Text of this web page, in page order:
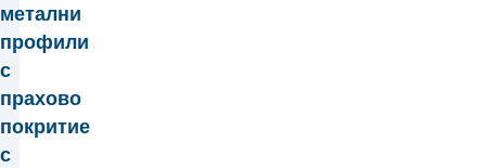
метални
профили
с
прахово
покритие
с